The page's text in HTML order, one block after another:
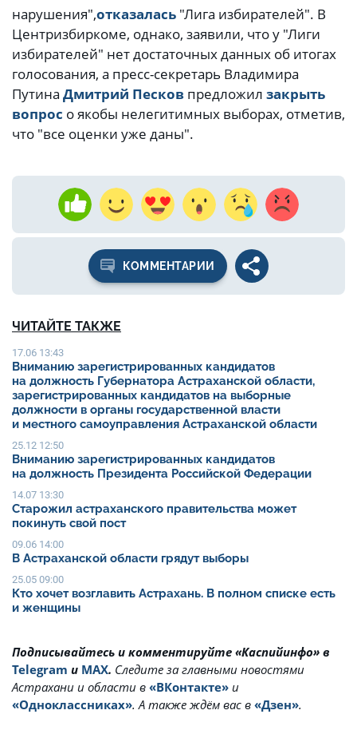
нарушения",отказалась "Лига избирателей". В
Центризбиркоме, однако, заявили, что у "Лиги
избирателей" нет достаточных данных об итогах
голосования, а пресс-секретарь Владимира
Путина Дмитрий Песков предложил закрыть
вопрос о якобы нелегитимных выборах, отметив,
что "все оценки уже даны".
КОММЕНТАРИИ
ЧИТАЙТЕ ТАКЖЕ
17.06 13:43
Вниманию зарегистрированных кандидатов
на должность Губернатора Астраханской области,
зарегистрированных кандидатов на выборные
должности в органы государственной власти
и местного самоуправления Астраханской области
25.12 12:50
Вниманию зарегистрированных кандидатов
на должность Президента Российской Федерации
14.07 13:30
Старожил астраханского правительства может
покинуть свой пост
09.06 14:00
В Астраханской области грядут выборы
25.05 09:00
Кто хочет возглавить Астрахань. В полном списке есть
и женщины
Подписывайтесь и комментируйте «Каспийинфо» в
Telegram и MAX. Cледите за главными новостями
Астрахани и области в «ВКонтакте» и
«Одноклассниках». А также ждём вас в «Дзен».